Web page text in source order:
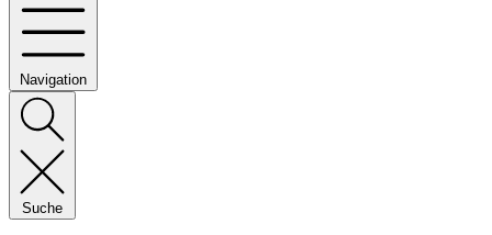
Navigation
Suche